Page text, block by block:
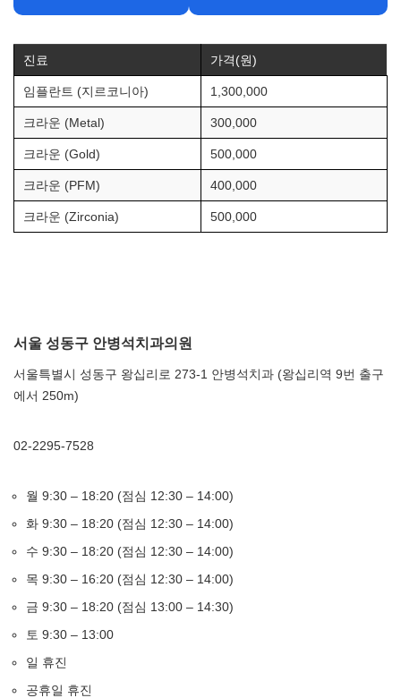
진료 가격(원)
임플란트 (지르코니아) 1,300,000
크라운 (Metal) 300,000
크라운 (Gold) 500,000
크라운 (PFM) 400,000
크라운 (Zirconia) 500,000
서울 성동구 안병석치과의원
서울특별시 성동구 왕십리로 273-1 안병석치과 (왕십리역 9번 출구
에서 250m)
02-2295-7528
월 9:30 – 18:20 (점심 12:30 – 14:00)
화 9:30 – 18:20 (점심 12:30 – 14:00)
수 9:30 – 18:20 (점심 12:30 – 14:00)
목 9:30 – 16:20 (점심 12:30 – 14:00)
금 9:30 – 18:20 (점심 13:00 – 14:30)
토 9:30 – 13:00
일 휴진
공휴일 휴진